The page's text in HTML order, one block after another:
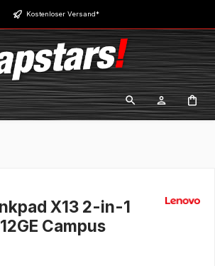
Kostenloser Versand*
X13 2-in-1
Campus